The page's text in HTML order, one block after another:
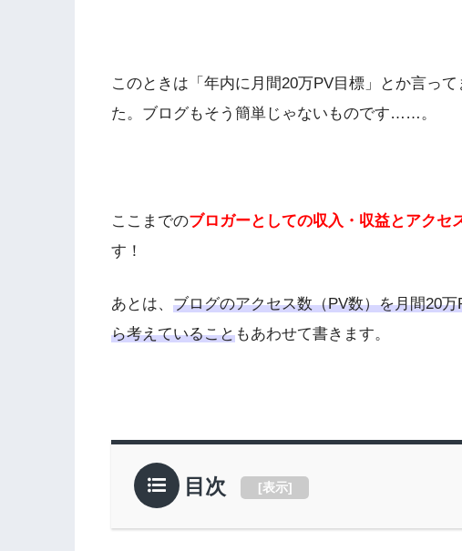
このときは「年内に月間20万PV目標」とか言っ
た。ブログもそう簡単じゃないものです……。
ここまでのブロガーとしての収入・収益とアクセ
す！
あとは、 ブログのアクセス数（PV数）を月間20
ら考えていることもあわせて書きます。
目次 [表示]